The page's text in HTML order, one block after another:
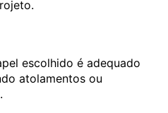
escolhido é adequado
atolamentos ou